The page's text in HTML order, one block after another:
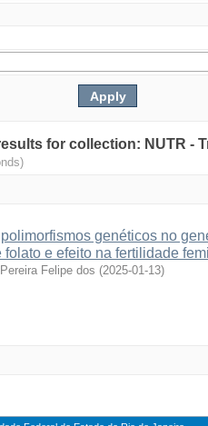
for collection: NUTR -
polimorfismos genéticos no
folato e efeito na fertilidade
Felipe dos (2025-01-13)